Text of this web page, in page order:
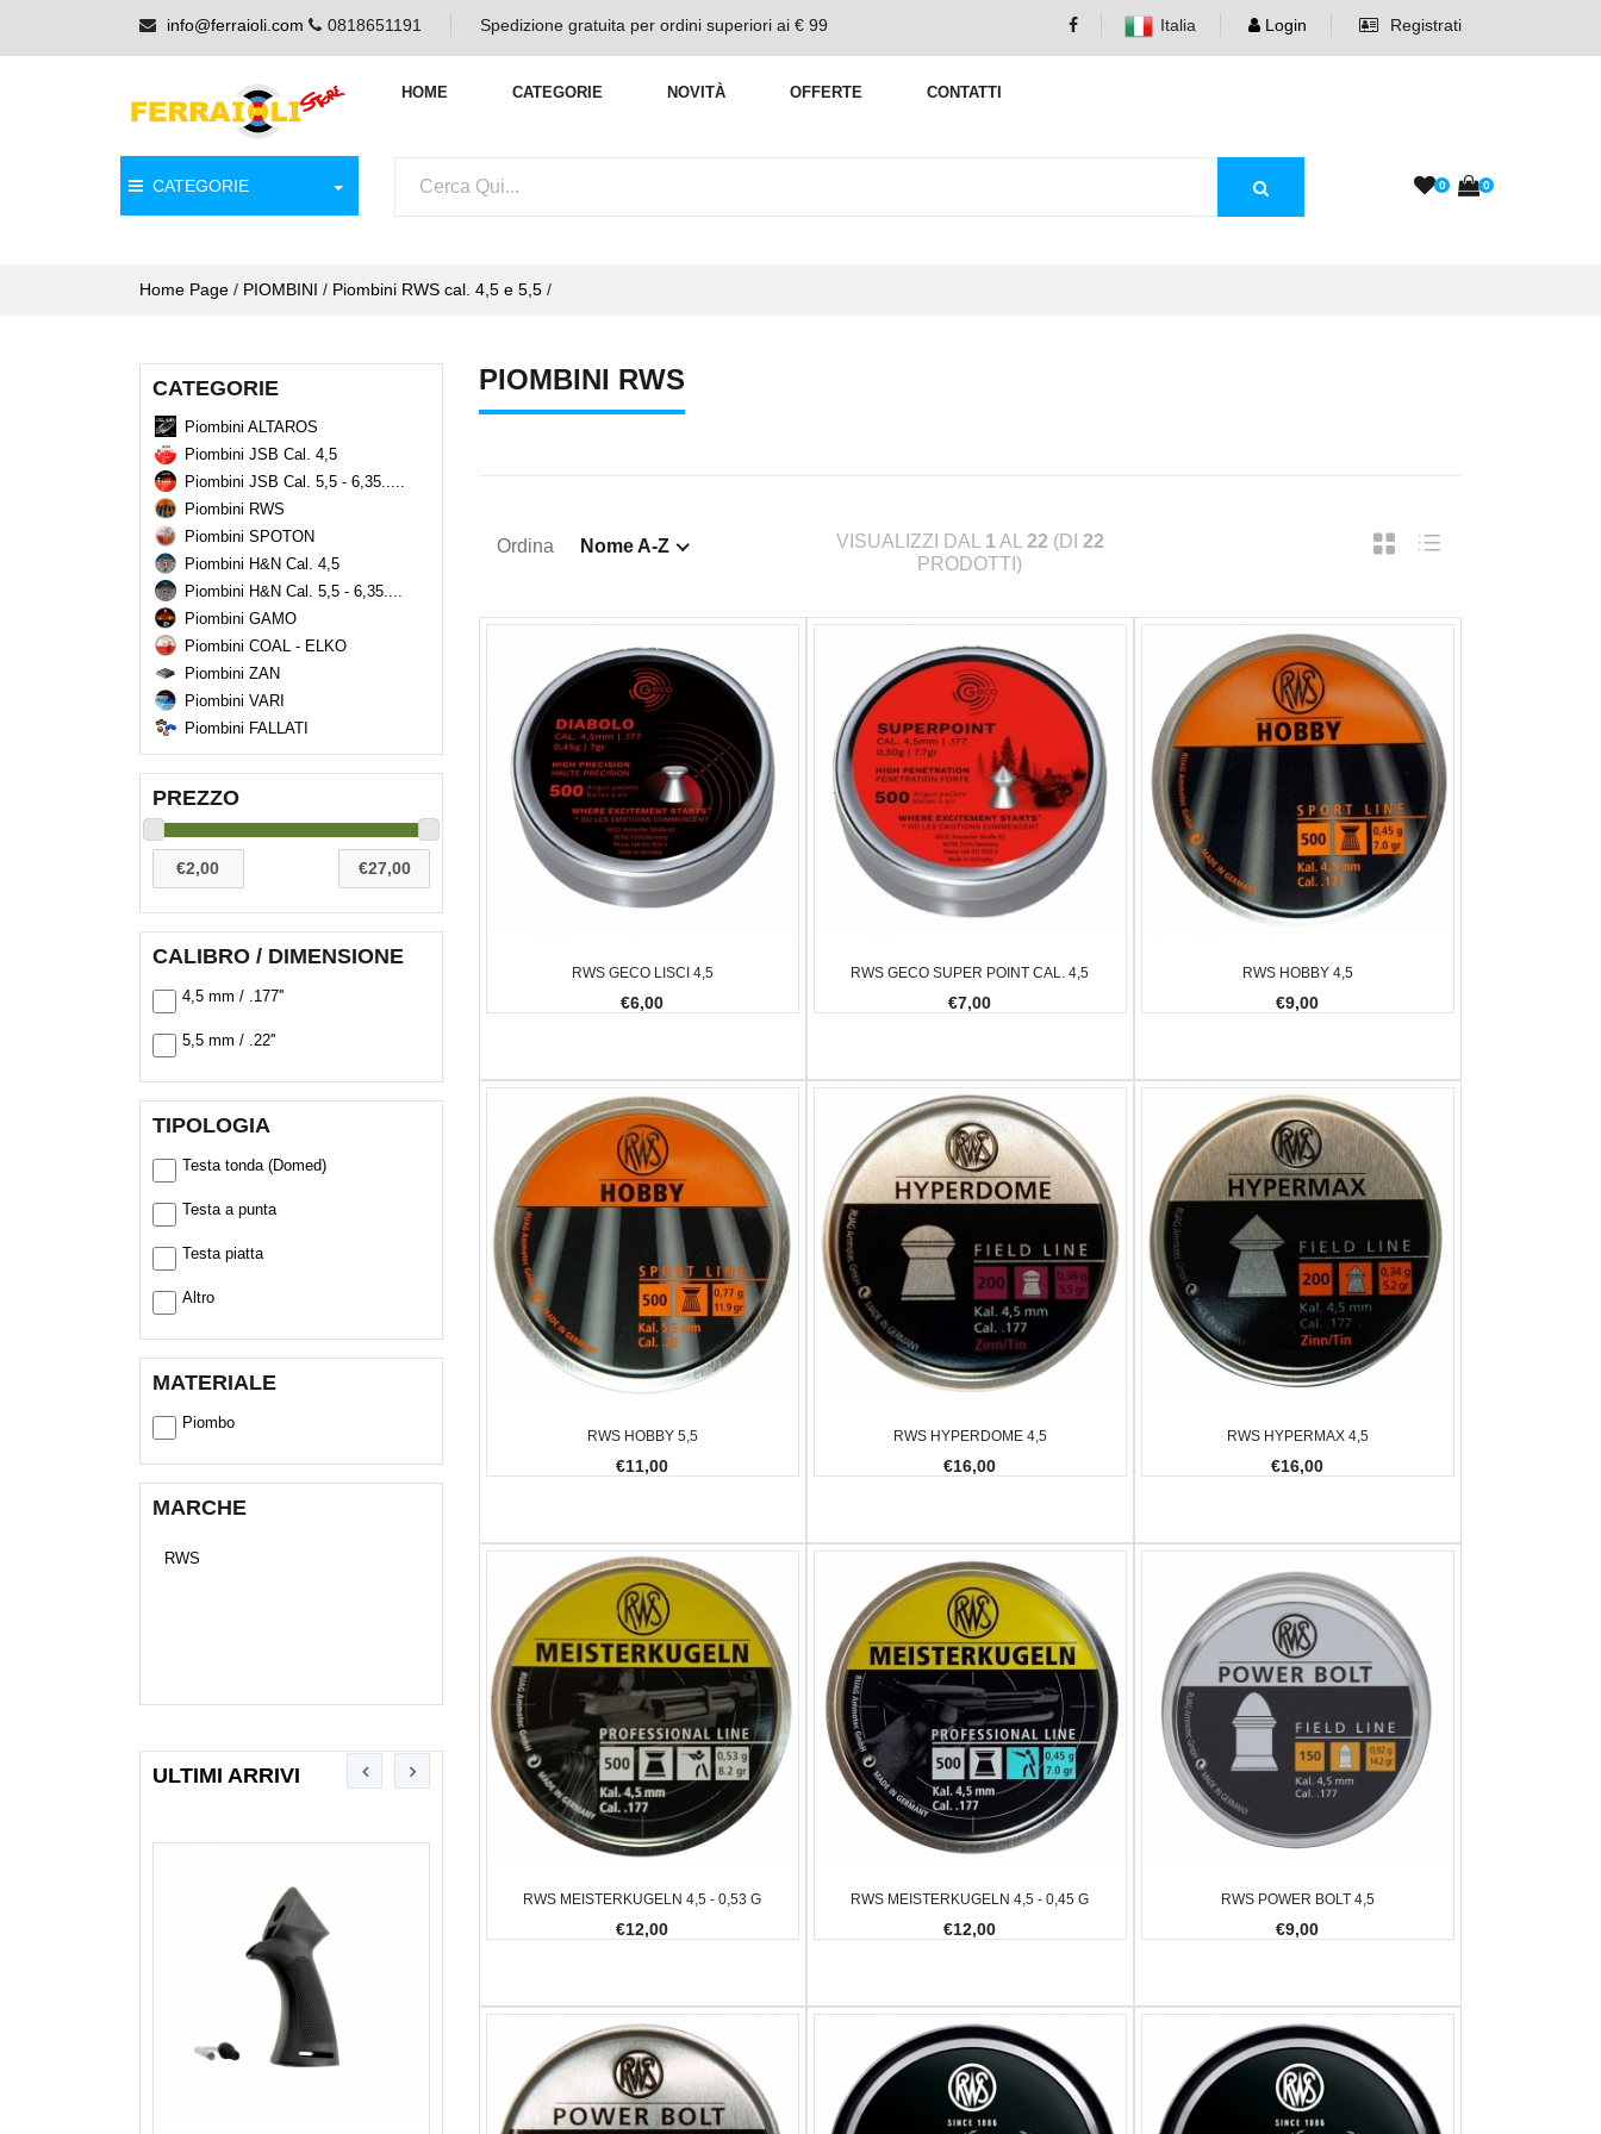
info@ferraioli.com 0818651191 Spedizione gratuita per ordini superiori ai € 99 Italia Login Registrati
HOME CATEGORIE NOVITÀ OFFERTE CONTATTI
CATEGORIE 0 0
Home Page / PIOMBINI / Piombini RWS cal. 4,5 e 5,5 /
CATEGORIE
Piombini ALTAROS
Piombini JSB Cal. 4,5
Piombini JSB Cal. 5,5 - 6,35.....
Piombini RWS
Piombini SPOTON
Piombini H&N Cal. 4,5
Piombini H&N Cal. 5,5 - 6,35....
Piombini GAMO
Piombini COAL - ELKO
Piombini ZAN
Piombini VARI
Piombini FALLATI
PREZZO
CALIBRO / DIMENSIONE
4,5 mm / .177''
5,5 mm / .22''
TIPOLOGIA
Testa tonda (Domed)
Testa a punta
Testa piatta
Altro
MATERIALE
Piombo
MARCHE
RWS
ULTIMI ARRIVI
PIOMBINI RWS
Ordina Nome A-Z VISUALIZZI DAL 1 AL 22 (DI 22
PRODOTTI)
RWS GECO LISCI 4,5
€6,00
RWS GECO SUPER POINT CAL. 4,5
€7,00
RWS HOBBY 4,5
€9,00
RWS HOBBY 5,5
€11,00
RWS HYPERDOME 4,5
€16,00
RWS HYPERMAX 4,5
€16,00
RWS MEISTERKUGELN 4,5 - 0,53 G
€12,00
RWS MEISTERKUGELN 4,5 - 0,45 G
€12,00
RWS POWER BOLT 4,5
€9,00